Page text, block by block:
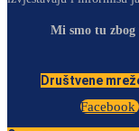
Mi smo tu zbog
Društvene
Facebook